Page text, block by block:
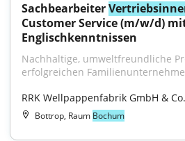
Sachbearbeiter
Customer Service (m/w/d)
Englischkenntnissen
Nachhaltige, umweltfreundliche
erfolgreichen
RRK Wellpappenfabrik GmbH &
Bottrop, Raum Bochum